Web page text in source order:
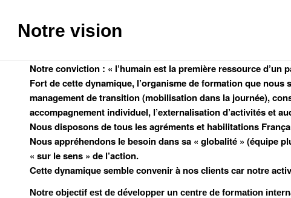
Notre vision
Notre conviction : « l’humain est la première ressource
Fort de cette dynamique, l’organisme de formation que
management de transition (mobilisation dans la journée),
accompagnement individuel, l’externalisation d’activités et
Nous disposons de tous les agréments et habilitations
Nous appréhendons le besoin dans sa « globalité » (équipe
« sur le sens » de l’action.
Cette dynamique semble convenir à nos clients car notre
Notre objectif est de développer un centre de formation